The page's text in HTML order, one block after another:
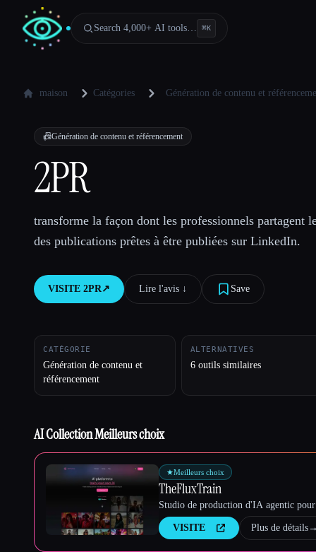
Search 4,000+ AI tools… ⌘K
maison Catégories Génération de contenu et
📠Génération de contenu et référencement
2PR
transforme la façon dont les professionnels partagent
des publications prêtes à être publiées sur LinkedIn.
VISITE 2PR ↗︎ Lire l'avis ↓︎ Save
CATÉGORIE
Génération de contenu et
référencement
ALTERNATIVES
6 outils similaires
AI Collection Meilleurs choix
★Meilleurs choix
TheFluxTrain
Studio de production d'IA agentic pour
VISITE Plus de détails→